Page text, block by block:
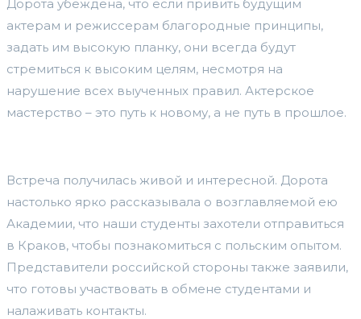
Дорота убеждена, что если привить будущим
актерам и режиссерам благородные принципы,
задать им высокую планку, они всегда будут
стремиться к высоким целям, несмотря на
нарушение всех выученных правил. Актерское
мастерство – это путь к новому, а не путь в прошлое.
Встреча получилась живой и интересной. Дорота
настолько ярко рассказывала о возглавляемой ею
Академии, что наши студенты захотели отправиться
в Краков, чтобы познакомиться с польским опытом.
Представители российской стороны также заявили,
что готовы участвовать в обмене студентами и
налаживать контакты.